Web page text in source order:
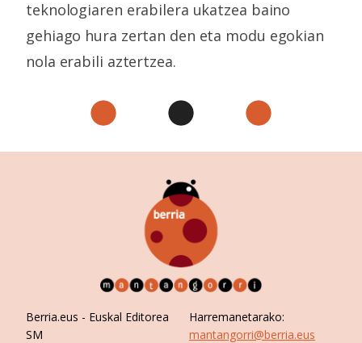
teknologiaren erabilera ukatzea baino
gehiago hura zertan den eta modu egokian
nola erabili aztertzea.
Berria.eus - Euskal Editorea
SM
Harremanetarako:
mantangorri@berria.eus